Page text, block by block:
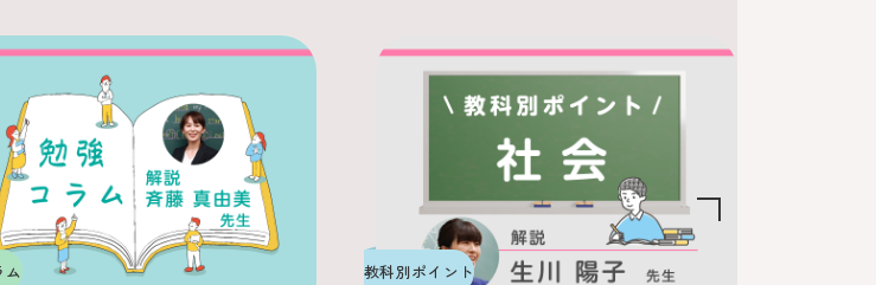
ム 教科別ポイント